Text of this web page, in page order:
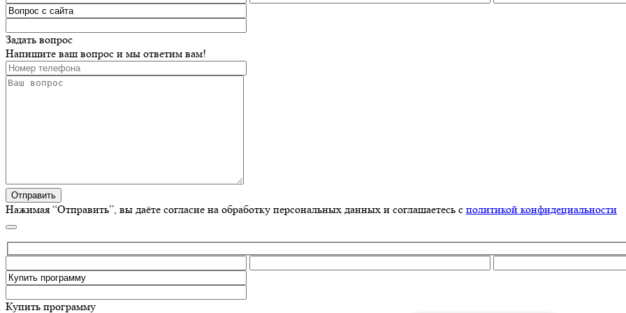
Задать вопрос
Напишите ваш вопрос и мы ответим вам!
Нажимая “Отправить”, вы даёте согласие на обработку персональных данных и соглашаетесь с политикой конфидециальности
Купить программу